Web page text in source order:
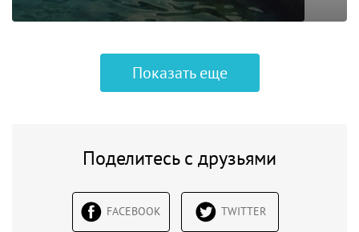
Показать еще
Поделитесь с друзьями
FACEBOOK TWITTER